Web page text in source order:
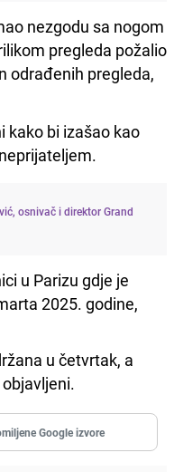
nezgodu sa nogom
pregleda požalio
odrađenih pregleda,
kako bi izašao kao
osnivač i direktor Grand
u Parizu gdje je
2025. godine,
u četvrtak, a
Google izvore